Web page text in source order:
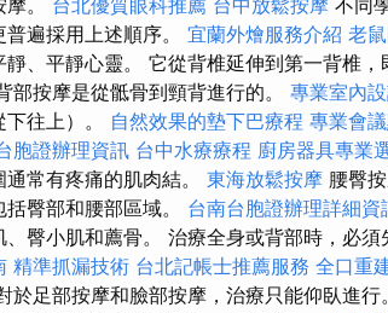
遍採用上述順序。 宜蘭外燴服務介紹 老
、平靜心靈。 它從背椎延伸到第一背椎，
部按摩是從骶骨到頸背進行的。 專業室內
往上）。 自然效果的墊下巴療程 專業會
胞證辦理資訊 台中水療療程 廚房器具專業
常有疼痛的肌肉結。 東海放鬆按摩 腰臀
臀部和腰部區域。 台南台胞證辦理詳細資
、臀小肌和薦骨。 治療全身或背部時，必
精準抓漏技術 台北記帳士推薦服務 全口重
於足部按摩和臉部按摩，治療只能仰臥進行